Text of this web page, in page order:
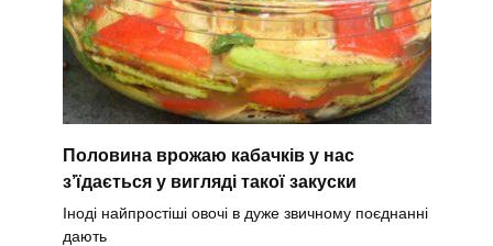
Половина врожаю кабачків у нас
з’їдається у вигляді такої закуски
Іноді найпростіші овочі в дуже звичному поєднанні
дають